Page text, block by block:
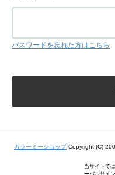
パスワードを忘れた方はこちら
カラーミーショップCopyright (C)
当サイトで
ーバルサイ